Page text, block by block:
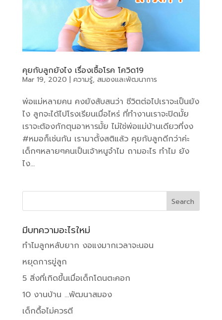
คุยกับลูกยังไง เรื่องเชื้อโรค โควิด19
Mar 19, 2020 | ความรู้, สมองและพัฒนาการ
พ่อแม่หลายคน คงยังสับสนว่า ชีวิตต่อไปเราจะเป็นยัง
ไง ลูกจะได้ไปโรงเรียนเมื่อไหร่ ที่ทำงานเราจะปิดมั้ย
เราจะต้องกักตุนอาหารมั้ย ไม่ใช่พ่อแม่บ้านเดียวที่งง
#หมอก็เช่นกัน เรามาตั้งสติแล้ว คุยกับลูกดีกว่าค่ะ
เด็กๆหลายๆคนเป็นเจ้าหนูจำไม ถามอะไร ทำไม ยัง
ไง...
มีบทความอะไรใหม่
ทำไมลูกหลับยาก งอแงมากเวลาจะนอน
หยุดการขู่ลูก
5 สิ่งที่เกิดขึ้นเมื่อเด็กโดนตะคอก
10 งานบ้าน …พัฒนาสมอง
เด็กดื้อไม่ควรตี